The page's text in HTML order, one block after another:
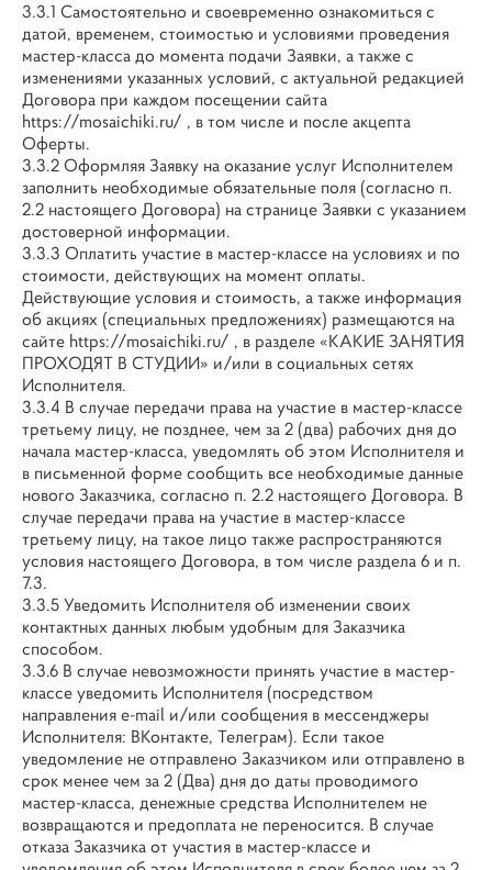
3.3.1 Самостоятельно и своевременно ознакомиться с
датой, временем, стоимостью и условиями проведения
мастер-класса до момента подачи Заявки, а также с
изменениями указанных условий, с актуальной редакцией
Договора при каждом посещении сайта
https://mosaichiki.ru/ , в том числе и после акцепта
Оферты.
3.3.2 Оформляя Заявку на оказание услуг Исполнителем
заполнить необходимые обязательные поля (согласно п.
2.2 настоящего Договора) на странице Заявки с указанием
достоверной информации.
3.3.3 Оплатить участие в мастер-классе на условиях и по
стоимости, действующих на момент оплаты.
Действующие условия и стоимость, а также информация
об акциях (специальных предложениях) размещаются на
сайте https://mosaichiki.ru/ , в разделе «КАКИЕ ЗАНЯТИЯ
ПРОХОДЯТ В СТУДИИ» и/или в социальных сетях
Исполнителя.
3.3.4 В случае передачи права на участие в мастер-классе
третьему лицу, не позднее, чем за 2 (два) рабочих дня до
начала мастер-класса, уведомлять об этом Исполнителя и
в письменной форме сообщить все необходимые данные
нового Заказчика, согласно п. 2.2 настоящего Договора. В
случае передачи права на участие в мастер-классе
третьему лицу, на такое лицо также распространяются
условия настоящего Договора, в том числе раздела 6 и п.
7.3.
3.3.5 Уведомить Исполнителя об изменении своих
контактных данных любым удобным для Заказчика
способом.
3.3.6 В случае невозможности принять участие в мастер-
классе уведомить Исполнителя (посредством
направления e-mail и/или сообщения в мессенджеры
Исполнителя: ВКонтакте, Телеграм). Если такое
уведомление не отправлено Заказчиком или отправлено в
срок менее чем за 2 (Два) дня до даты проводимого
мастер-класса, денежные средства Исполнителем не
возвращаются и предоплата не переносится. В случае
отказа Заказчика от участия в мастер-классе и